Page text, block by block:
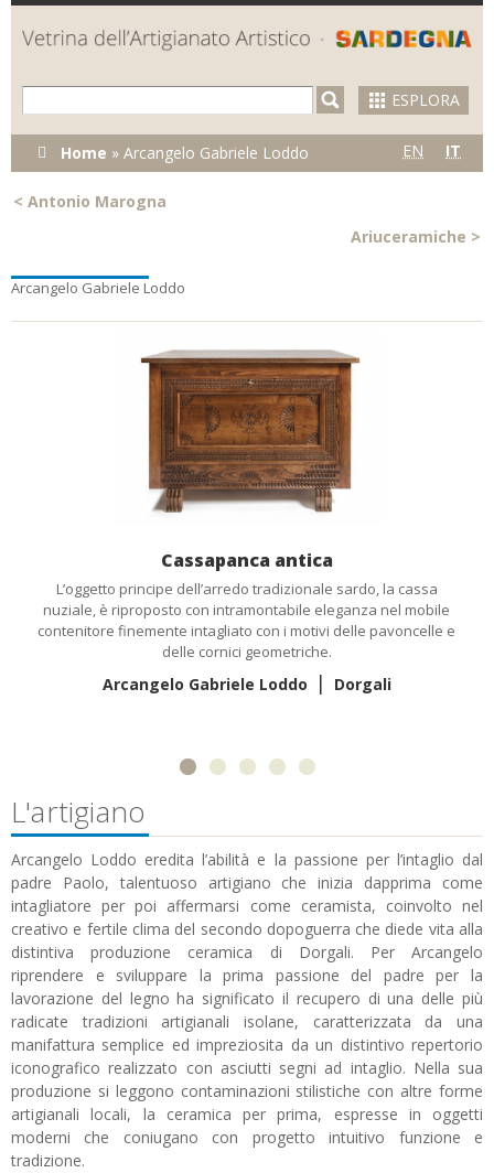
Skip to
main
content
ESPLORA
Tu sei qui
Home » Arcangelo Gabriele Loddo EN IT
< Antonio Marogna
Ariuceramiche >
Arcangelo Gabriele Loddo
Cassapanca antica
L’oggetto principe dell’arredo tradizionale sardo, la cassa
nuziale, è riproposto con intramontabile eleganza nel mobile
contenitore finemente intagliato con i motivi delle pavoncelle e
delle cornici geometriche.
Arcangelo Gabriele Loddo | Dorgali
L'artigiano
Arcangelo Loddo eredita l’abilità e la passione per l’intaglio dal
padre Paolo, talentuoso artigiano che inizia dapprima come
intagliatore per poi affermarsi come ceramista, coinvolto nel
creativo e fertile clima del secondo dopoguerra che diede vita alla
distintiva produzione ceramica di Dorgali. Per Arcangelo
riprendere e sviluppare la prima passione del padre per la
lavorazione del legno ha significato il recupero di una delle più
radicate tradizioni artigianali isolane, caratterizzata da una
manifattura semplice ed impreziosita da un distintivo repertorio
iconografico realizzato con asciutti segni ad intaglio. Nella sua
produzione si leggono contaminazioni stilistiche con altre forme
artigianali locali, la ceramica per prima, espresse in oggetti
moderni che coniugano con progetto intuitivo funzione e
tradizione.